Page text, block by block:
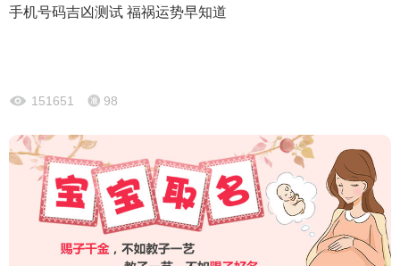
手机号码吉凶测试 福祸运势早知道
151651 98